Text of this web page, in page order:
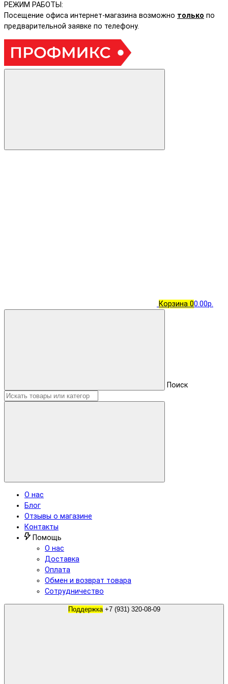
РЕЖИМ РАБОТЫ:
Посещение офиса интернет-магазина возможно только по
предварительной заявке по телефону.
Корзина 00.00р.
Поиск
О нас
Блог
Отзывы о магазине
Контакты
Помощь
О нас
Доставка
Оплата
Обмен и возврат товара
Сотрудничество
Поддержка +7 (931) 320-08-09